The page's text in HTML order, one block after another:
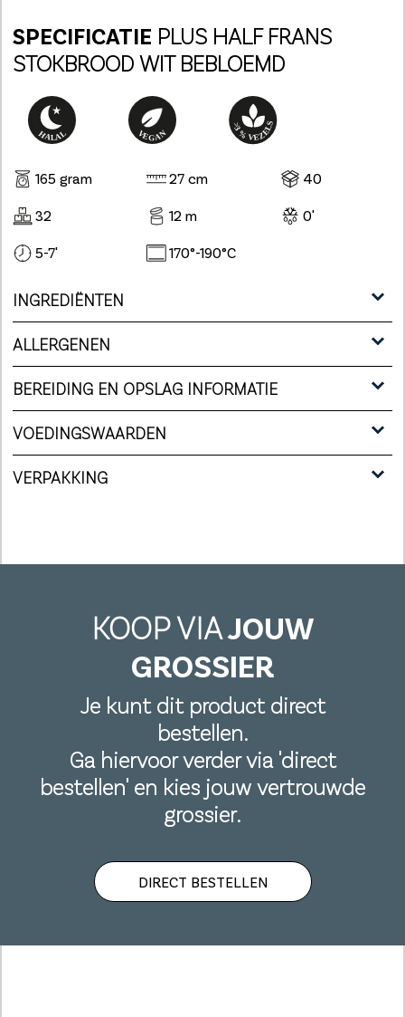
SPECIFICATIE PLUS HALF FRANS
STOKBROOD WIT BEBLOEMD
165 gram 27 cm 40
32 12 m 0'
5-7' 170°-190°C
INGREDIËNTEN
ALLERGENEN
BEREIDING EN OPSLAG INFORMATIE
VOEDINGSWAARDEN
VERPAKKING
KOOP VIAJOUW
GROSSIER
Je kunt dit product direct
bestellen.
Ga hiervoor verder via 'direct
bestellen' en kies jouw vertrouwde
grossier.
DIRECT BESTELLEN